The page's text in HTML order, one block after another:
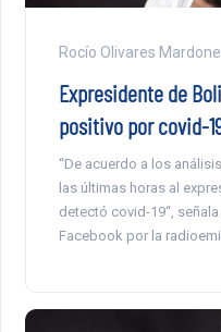
Rocío Olivares
Expresidente de
positivo por covid-
“De acuerdo a los
las últimas horas al
detectó covid-19“,
Facebook por la